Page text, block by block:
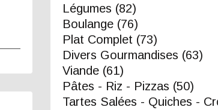
Légumes (82)
Boulange (76)
Plat Complet (73)
Divers Gourmandises (63)
Viande (61)
Pâtes - Riz - Pizzas (50)
Tartes Salées - Quiches -